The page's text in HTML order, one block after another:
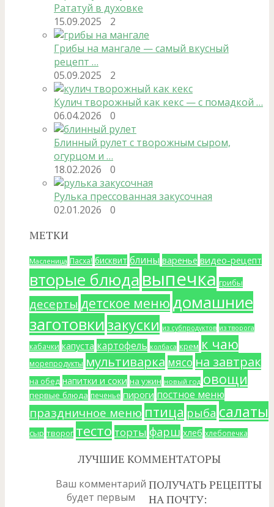
Рататуй в духовке
15.09.2025
2
Грибы на мангале — самый вкусный
рецепт …
05.09.2025
2
Кулич творожный как кекс — с помадкой …
06.04.2026
0
Блинный рулет с творожным сыром,
огурцом и …
18.02.2026
0
Рулька прессованная закусочная
02.01.2026
0
МЕТКИ
Масленица Пасха! бисквит блины варенье видео-рецепт
вторые блюдавыпечка грибы
десерты детское меню домашние
заготовкизакуски из субпродуктов из творога
кабачки капуста картофель колбаса крем к чаю
морепродукты мультиварка мясо на завтрак
на обед напитки и соки на ужин новый год овощи
первые блюда печенье пироги постное меню
праздничное меню птица рыба салаты
сыр творог тесто торты фарш хлеб хлебопечка
ЛУЧШИЕ КОММЕНТАТОРЫ
Ваш комментарий
будет первым
ПОЛУЧАТЬ РЕЦЕПТЫ
НА ПОЧТУ: